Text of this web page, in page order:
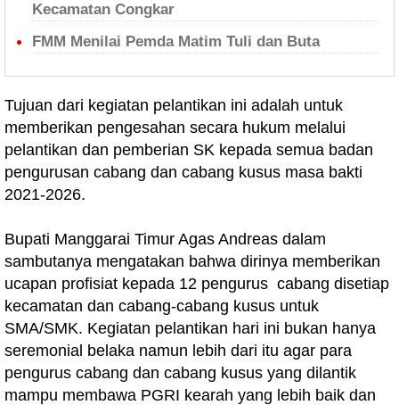
Kecamatan Congkar
FMM Menilai Pemda Matim Tuli dan Buta
Tujuan dari kegiatan pelantikan ini adalah untuk
memberikan pengesahan secara hukum melalui
pelantikan dan pemberian SK kepada semua badan
pengurusan cabang dan cabang kusus masa bakti
2021-2026.
Bupati Manggarai Timur Agas Andreas dalam
sambutanya mengatakan bahwa dirinya memberikan
ucapan profisiat kepada 12 pengurus cabang disetiap
kecamatan dan cabang-cabang kusus untuk
SMA/SMK. Kegiatan pelantikan hari ini bukan hanya
seremonial belaka namun lebih dari itu agar para
pengurus cabang dan cabang kusus yang dilantik
mampu membawa PGRI kearah yang lebih baik dan